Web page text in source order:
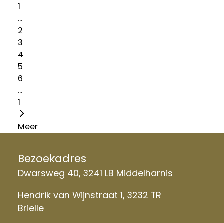
1
...
2
3
4
5
6
...
1
Meer
Bezoekadres
Dwarsweg 40, 3241 LB Middelharnis
Hendrik van Wijnstraat 1, 3232 TR
Brielle